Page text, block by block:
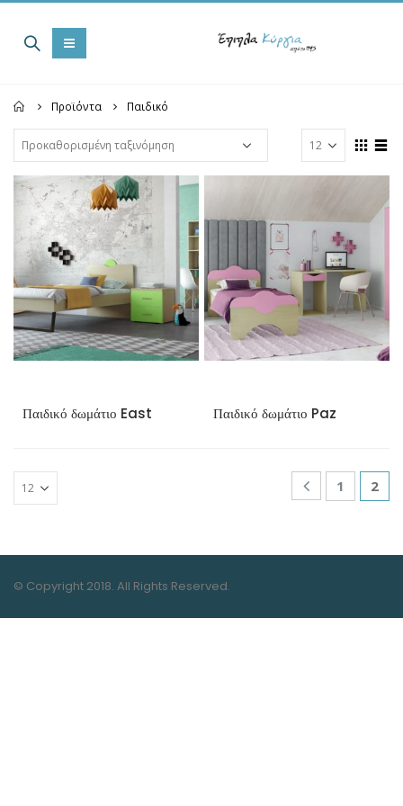
Home
Προϊόντα Παιδικό
Παιδικό δωμάτιο East Παιδικό δωμάτιο Paz
1 2
© Copyright 2018. All Rights Reserved.